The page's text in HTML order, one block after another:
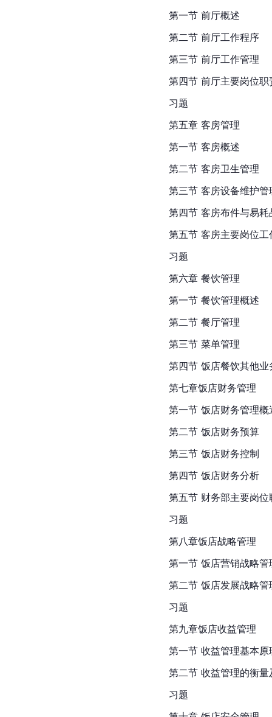
第一节 前厅概述
第二节 前厅工作程序
第三节 前厅工作管理
第四节 前厅主要岗位职
习题
第五章 客房管理
第一节 客房概述
第二节 客房卫生管理
第三节 客房设备维护管
第四节 客房布件与易耗
第五节 客房主要岗位工
习题
第六章 餐饮管理
第一节 餐饮管理概述
第二节 餐厅管理
第三节 菜单管理
第四节 饭店餐饮其他业
第七章饭店财务管理
第一节 饭店财务管理概
第二节 饭店财务预算
第三节 饭店财务控制
第四节 饭店财务分析
第五节 财务部主要岗位
习题
第八章饭店战略管理
第一节 饭店营销战略管
第二节 饭店发展战略管
习题
第九章饭店收益管理
第一节 收益管理基本原
第二节 收益管理的衡量
习题